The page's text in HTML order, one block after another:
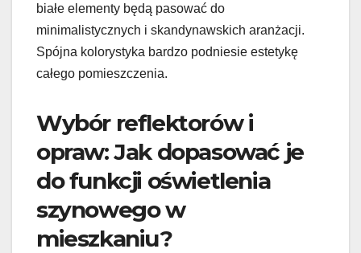
białe elementy będą pasować do
minimalistycznych i skandynawskich aranżacji.
Spójna kolorystyka bardzo podniesie estetykę
całego pomieszczenia.
Wybór reflektorów i
opraw: Jak dopasować je
do funkcji oświetlenia
szynowego w
mieszkaniu?